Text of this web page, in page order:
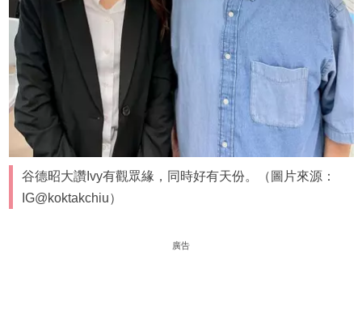
谷德昭大讚Ivy有觀眾緣，同時好有天份。（圖片來源：
IG@koktakchiu）
廣告